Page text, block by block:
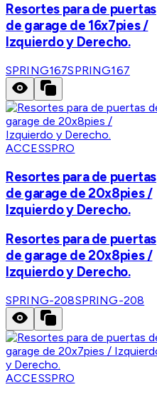
Resortes para de puertas
de garage de 16x7pies /
Izquierdo y Derecho.
SPRING167SPRING167
ACCESSPRO
Resortes para de puertas
de garage de 20x8pies /
Izquierdo y Derecho.
Resortes para de puertas
de garage de 20x8pies /
Izquierdo y Derecho.
SPRING-208SPRING-208
ACCESSPRO